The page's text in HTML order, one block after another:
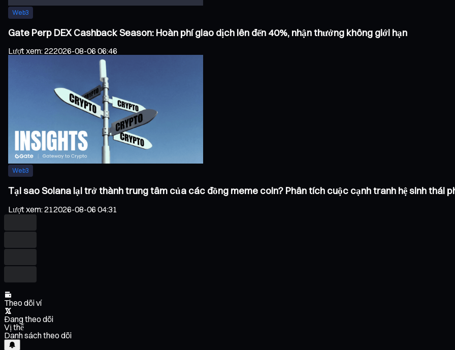
Web3
Gate Perp DEX Cashback Season: Hoàn phí giao dịch lên đến 40%, nhận thưởng không giới hạn
Lượt xem:222026-08-06 06:46
Web3
Tại sao Solana lại trở thành trung tâm của các đồng meme coin? Phân tích cuộc cạnh tranh hệ sinh thái
Lượt xem:212026-08-06 04:31
Theo dõi ví
Đang theo dõi
Vị thế
Danh sách theo dõi